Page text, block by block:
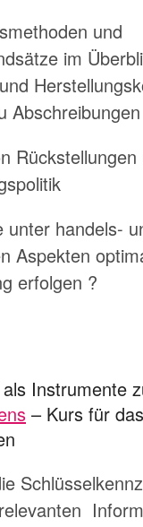
und
im
Abschreibungen
unter handels-
Aspekten
erfolgen ?
Instrumente
– Kurs für das